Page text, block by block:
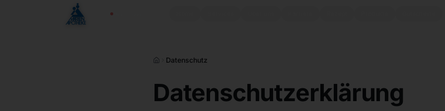
Zum Inhalt springen
Geschlossen
Datenschutz
Datenschutzerklärung